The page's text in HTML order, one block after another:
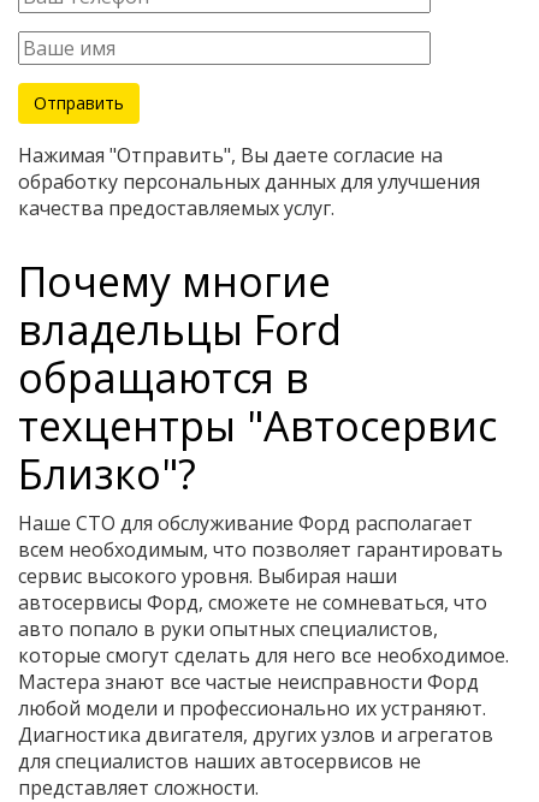
Нажимая "Отправить", Вы даете согласие на
обработку персональных данных для улучшения
качества предоставляемых услуг.
Почему многие
владельцы Ford
обращаются в
техцентры "Автосервис
Близко"?
Наше СТО для обслуживание Форд располагает
всем необходимым, что позволяет гарантировать
сервис высокого уровня. Выбирая наши
автосервисы Форд, сможете не сомневаться, что
авто попало в руки опытных специалистов,
которые смогут сделать для него все необходимое.
Мастера знают все частые неисправности Форд
любой модели и профессионально их устраняют.
Диагностика двигателя, других узлов и агрегатов
для специалистов наших автосервисов не
представляет сложности.